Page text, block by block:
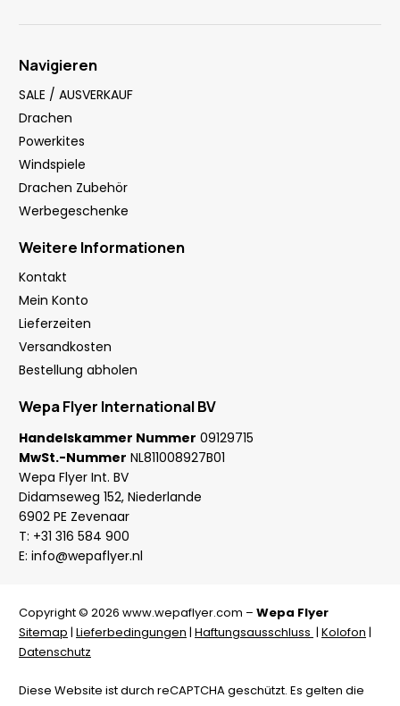
Navigieren
SALE / AUSVERKAUF
Drachen
Powerkites
Windspiele
Drachen Zubehör
Werbegeschenke
Weitere Informationen
Kontakt
Mein Konto
Lieferzeiten
Versandkosten
Bestellung abholen
Wepa Flyer International BV
Handelskammer Nummer 09129715
MwSt.-Nummer NL811008927B01
Wepa Flyer Int. BV
Didamseweg 152, Niederlande
6902 PE Zevenaar
T: +31 316 584 900
E: info@wepaflyer.nl
Copyright © 2026 www.wepaflyer.com – Wepa Flyer
Sitemap | Lieferbedingungen | Haftungsausschluss | Kolofon |
Datenschutz
Diese Website ist durch reCAPTCHA geschützt. Es gelten die